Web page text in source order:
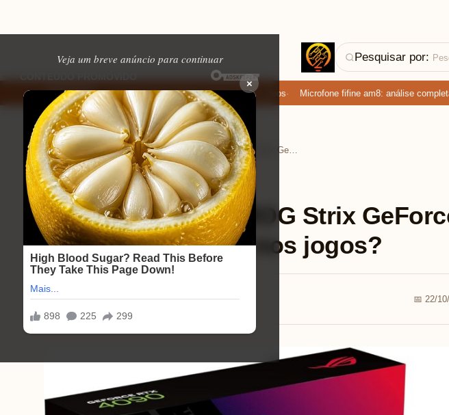
Veja um breve anúncio para continuar
×
Pesquisar por:
EM ALTA
Onde baixar: apps de namoro que permitem enviar fotos e vídeos Microfone fifine am8: análise completa,
Home › Eletrônicos ›
Eletrônicos ⏱ 11 min de leitura
Review da ASUS ROG Strix
4090: A revolução nos jogos?
📅 22/